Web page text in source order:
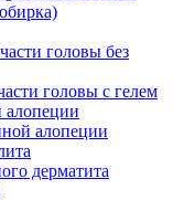
головы без
головы с гелем
алопеции
алопеции
дерматита